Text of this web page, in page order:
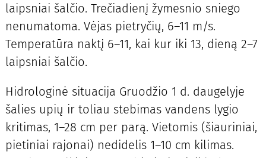
laipsniai šalčio. Trečiadienį žymesnio sniego
nenumatoma. Vėjas pietryčių, 6–11 m/s.
Temperatūra naktį 6–11, kai kur iki 13, dieną 2–7
laipsniai šalčio.
Hidrologinė situacija Gruodžio 1 d. daugelyje
šalies upių ir toliau stebimas vandens lygio
kritimas, 1–28 cm per parą. Vietomis (šiauriniai,
pietiniai rajonai) nedidelis 1–10 cm kilimas.